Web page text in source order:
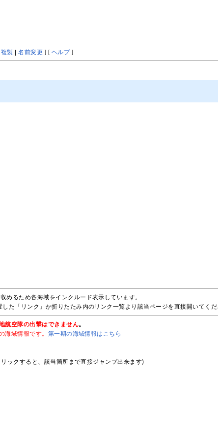
複製 |名前変更 ] [ ヘルプ]
めるため各海域をインクルード表示しています。
した「リンク」か折りたたみ内のリンク一覧より該当ページを直接開いてく
航空隊の出撃はできません。
海域情報です。 第一期の海域情報はこちら
ックすると、該当箇所まで直接ジャンプ出来ます)